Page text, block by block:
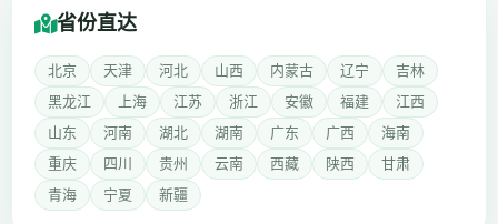
省份直达
北京 天津 河北 山西 内蒙古 辽宁
吉林
黑龙江
上海 江苏 浙江 安徽 福建
江西
山东
河南 湖北 湖南 广东 广西
海南
重庆
四川 贵州 云南 西藏 陕西
甘肃
青海
宁夏 新疆